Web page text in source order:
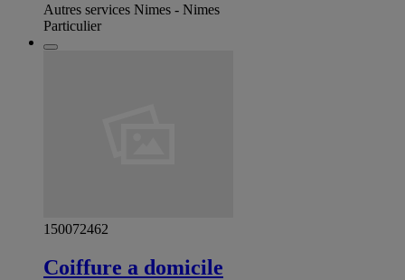
Autres services Nimes - Nimes
Particulier
150072462
Coiffure a domicile